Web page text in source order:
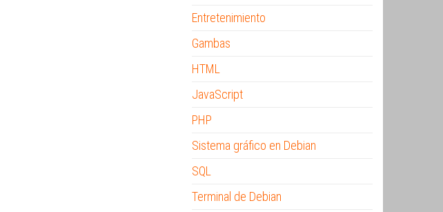
Entretenimiento
Gambas
HTML
JavaScript
PHP
Sistema gráfico en Debian
SQL
Terminal de Debian